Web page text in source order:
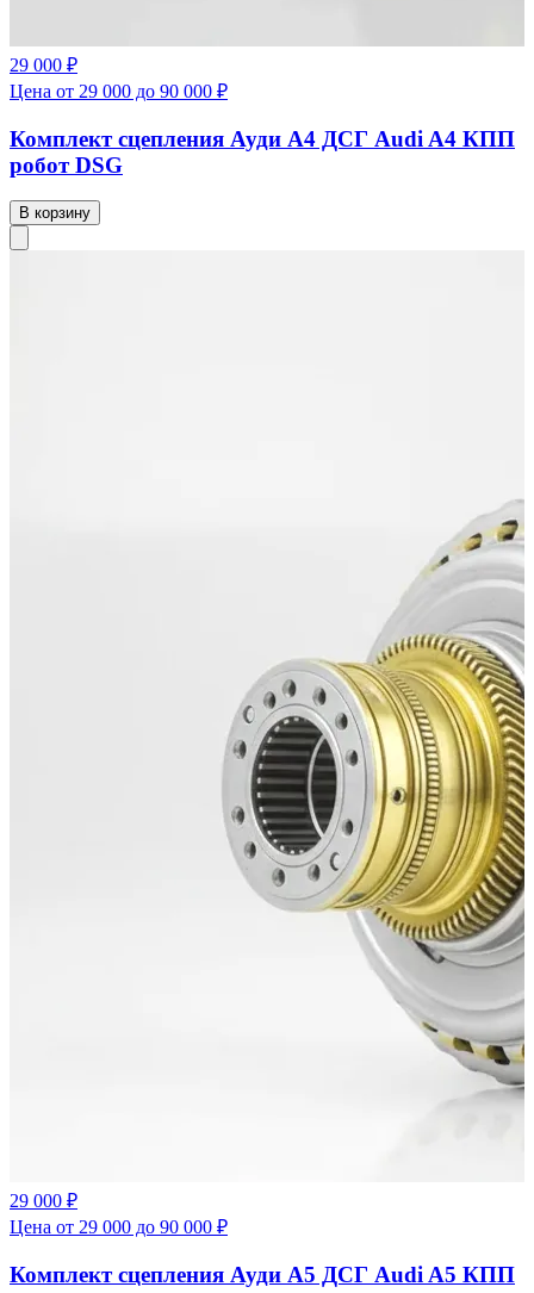
29 000 ₽
Цена от 29 000 до 90 000 ₽
Комплект сцепления Ауди А4 ДСГ Audi A4 КПП
робот DSG
В корзину
29 000 ₽
Цена от 29 000 до 90 000 ₽
Комплект сцепления Ауди А5 ДСГ Audi A5 КПП